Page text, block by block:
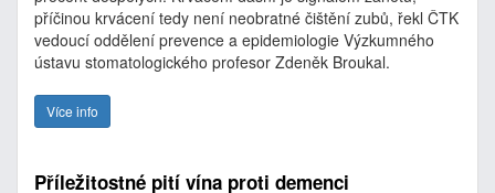
příčinou krvácení tedy není neobratné čištění zubů, řekl ČTK
vedoucí oddělení prevence a epidemiologie Výzkumného
ústavu stomatologického profesor Zdeněk Broukal.
Více info
Příležitostné pití vína proti demenci